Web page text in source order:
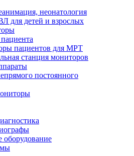
неонатология
для детей и взрослых
пациентов для МРТ
станция мониторов
постоянного
оборудование